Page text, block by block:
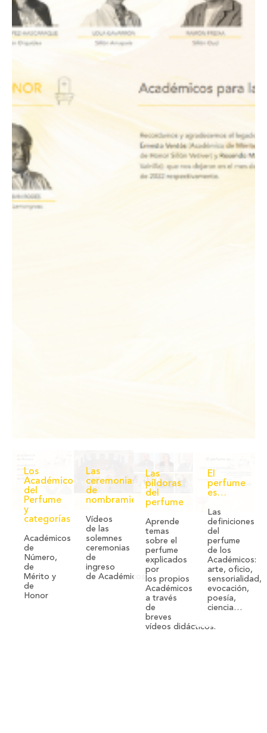
Los
Académicos
del
Perfume
y
categorías
Académicos
de
Número,
de
Mérito y
de
Honor
Las
ceremonias
de
nombramiento
Vídeos
de las
solemnes
ceremonias
de
ingreso
deAcadémicos
Las
píldoras
del
perfume
Aprende
temas
sobre el
perfume
explicados
por
los propios
Académicos
a través
de
breves
vídeos didácticos.
El
perfume
es…
Las
definiciones
del
perfume
de los
Académicos:
arte,oficio,
sensorialidad,
evocación,
poesía,
ciencia…